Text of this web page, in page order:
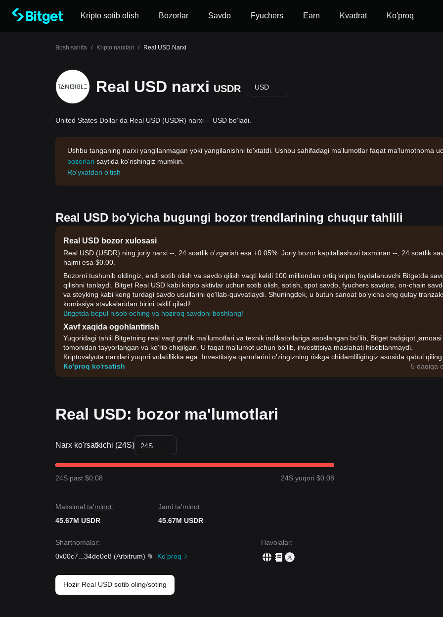
Kripto sotib olish Bozorlar Savdo Fyuchers Earn Kvadrat Ko'proq
Bosh sahifa / Kripto narxlari / Real USD Narxi
Real USD narxi USDR USD
United States Dollar da Real USD (USDR) narxi -- USD bo'ladi.
Ushbu tanganing narxi yangilanmagan yoki yangilanishni to'xtatdi. Ushbu sahifadagi ma'lumotlar faqat ma'lumotnoma
bozorlari saytida ko'rishingiz mumkin.
Ro'yxatdan o'tish
Real USD bo'yicha bugungi bozor trendlarining chuqur tahlili
Real USD bozor xulosasi
Real USD (USDR) ning joriy narxi --, 24 soatlik o'zgarish esa +0.05%. Joriy bozor kapitallashuvi taxminan --, 24 soatlik
hajmi esa $0.00.
Bozorni tushunib oldingiz, endi sotib olish va savdo qilish vaqti keldi 100 milliondan ortiq kripto foydalanuvchi Bitgetda
qilishni tanlaydi. Bitget Real USD kabi kripto aktivlar uchun sotib olish, sotish, spot savdo, fyuchers savdosi, on-chain
va steyking kabi keng turdagi savdo usullarini qo'llab-quvvatlaydi. Shuningdek, u butun sanoat bo'yicha eng qulay
komissiya stavkalaridan birini taklif qiladi!
Bitgetda bepul hisob oching va hoziroq savdoni boshlang!
Xavf xaqida ogohlantirish
Yuqoridagi tahlil Bitgetning real vaqt grafik ma'lumotlari va texnik indikatorlariga asoslangan bo'lib, Bitget tadqiqot jamoasi
tomonidan tayyorlangan va ko'rib chiqilgan. U faqat ma'lumot uchun bo'lib, investitsiya maslahati hisoblanmaydi.
Kriptovalyuta narxlari yuqori volatillikka ega. Investitsiya qarorlarini o'zingizning riskga chidamliligingiz asosida qabul
Ko'proq ko'rsatish
5 daqiqa
Real USD: bozor ma'lumotlari
Narx ko'rsatkichi (24S) 24S
24S past $0.08 24S yuqori $0.08
Maksimal ta'minot:
45.67M USDR
Jami ta'minot:
45.67M USDR
Shartnomalar:
0x00c7
34de0e8 (Arbitrum) Ko’proq
Havolalar:
Hozir Real USD sotib oling/soting